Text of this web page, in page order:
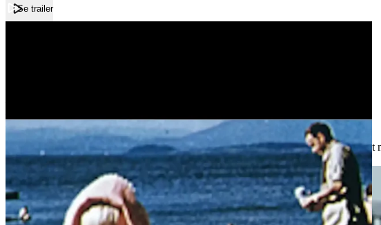
Se trailer
Lisens:
En film om Oslo og hva byen har å tilby turister og fastboende. Vi blir nærmere
Publisert 01.12.2024